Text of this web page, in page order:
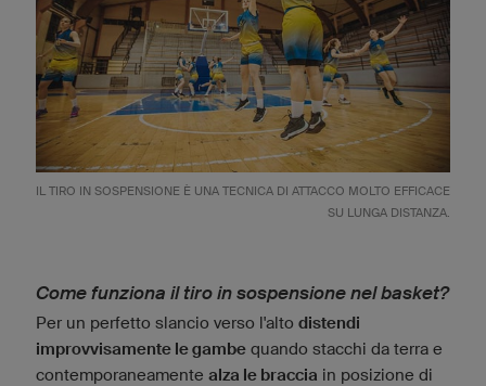
IL TIRO IN SOSPENSIONE È UNA TECNICA DI ATTACCO MOLTO EFFICACE
SU LUNGA DISTANZA.
Come funziona il tiro in sospensione nel basket?
Per un perfetto slancio verso l'alto distendi
improvvisamente le gambe quando stacchi da terra e
contemporaneamente alza le braccia in posizione di